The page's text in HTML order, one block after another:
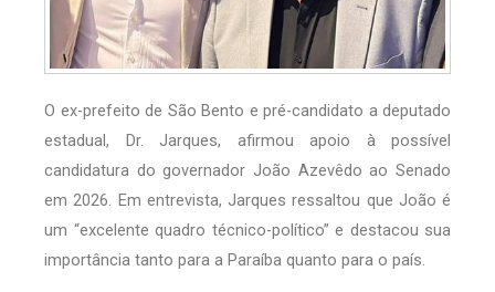
O ex-prefeito de São Bento e pré-candidato a deputado
estadual, Dr. Jarques, afirmou apoio à possível
candidatura do governador João Azevêdo ao Senado
em 2026. Em entrevista, Jarques ressaltou que João é
um “excelente quadro técnico-político” e destacou sua
importância tanto para a Paraíba quanto para o país.